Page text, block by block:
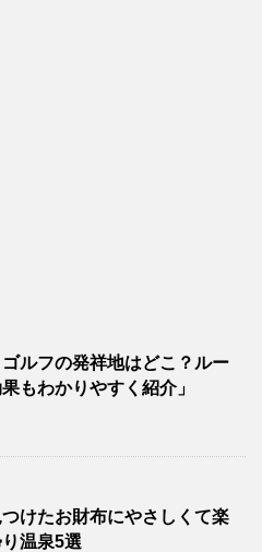
ゴルフの発祥地はどこ？ルー
もわかりやすく紹介」
けたお財布にやさしくて楽
温泉5選